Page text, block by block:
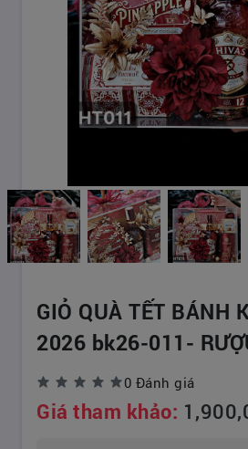
GIỎ QUÀ TẾT BÁNH
2026 bk26-011-
0 Đánh giá
Giá tham khảo: